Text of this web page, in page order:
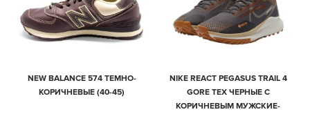
NEW BALANCE 574 ТЕМНО-
КОРИЧНЕВЫЕ (40-45)
NIKE REACT PEGASUS TRAIL 4
GORE TEX ЧЕРНЫЕ С
КОРИЧНЕВЫМ МУЖСКИЕ-